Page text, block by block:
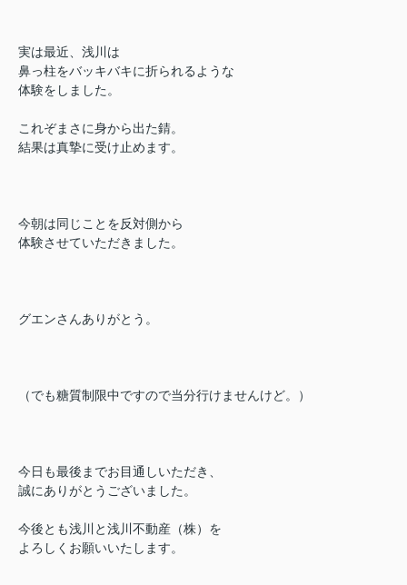
実は最近、浅川は
鼻っ柱をバッキバキに折られるような
体験をしました。
これぞまさに身から出た錆。
結果は真摯に受け止めます。
今朝は同じことを反対側から
体験させていただきました。
グエンさんありがとう。
（でも糖質制限中ですので当分行けませんけど。）
今日も最後までお目通しいただき、
誠にありがとうございました。
今後とも浅川と浅川不動産（株）を
よろしくお願いいたします。